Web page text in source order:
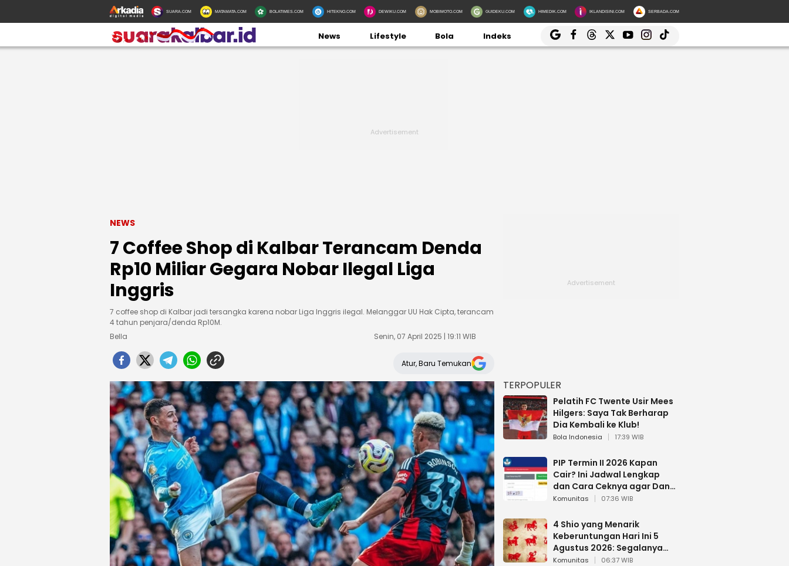
SUARA.COM MATAMATA.COM BOLATIMES.COM HITEKNO.COM DEWIKU.COM MOBIMOTO.COM GUIDEKU.COM HIMEDIK.COM IKLANDISINI.COM SERBADA.COM
News Lifestyle Bola Indeks
NEWS
7 Coffee Shop di Kalbar Terancam Denda
Rp10 Miliar Gegara Nobar Ilegal Liga
Inggris
7 coffee shop di Kalbar jadi tersangka karena nobar Liga Inggris ilegal. Melanggar UU Hak Cipta, terancam
4 tahun penjara/denda Rp10M.
Bella
Senin, 07 April 2025 | 19:11 WIB
Atur, Baru Temukan
TERPOPULER
Pelatih FC Twente Usir Mees
Hilgers: Saya Tak Berharap
Dia Kembali ke Klub!
Bola Indonesia 17:39 WIB
PIP Termin II 2026 Kapan
Cair? Ini Jadwal Lengkap
dan Cara Ceknya agar Dana
Tidak Hangus!
Komunitas 07:36 WIB
4 Shio yang Menarik
Keberuntungan Hari Ini 5
Agustus 2026: Segalanya
Berjalan Lancar
Komunitas 06:37 WIB